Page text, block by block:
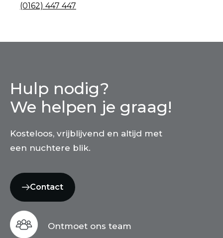
(0162) 447 447
Hulp nodig?
We helpen je graag!
Kosteloos, vrijblijvend en altijd met
een nuchtere blik.
Contact
Ontmoet ons team